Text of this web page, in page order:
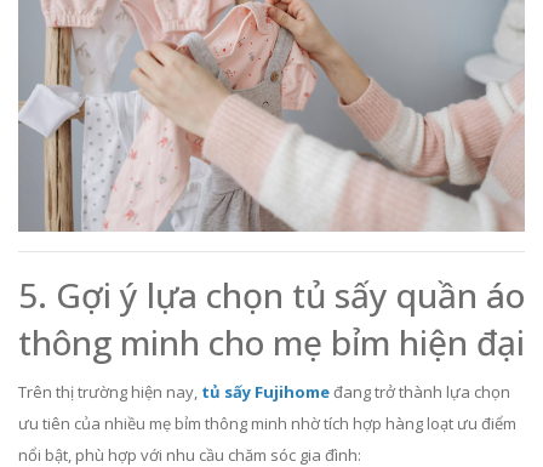
5. Gợi ý lựa chọn tủ sấy quần áo
thông minh cho mẹ bỉm hiện đại
Trên thị trường hiện nay, tủ sấy Fujihomeđang trở thành lựa chọn
ưu tiên của nhiều mẹ bỉm thông minh nhờ tích hợp hàng loạt ưu điểm
nổi bật, phù hợp với nhu cầu chăm sóc gia đình: